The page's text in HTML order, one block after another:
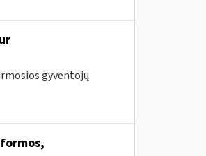
gyventojų